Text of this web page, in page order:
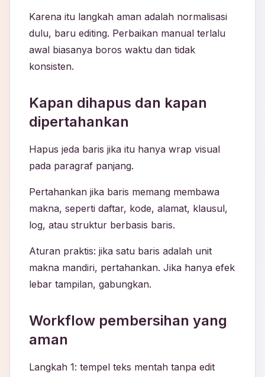
Karena itu langkah aman adalah normalisasi
dulu, baru editing. Perbaikan manual terlalu
awal biasanya boros waktu dan tidak
konsisten.
Kapan dihapus dan kapan
dipertahankan
Hapus jeda baris jika itu hanya wrap visual
pada paragraf panjang.
Pertahankan jika baris memang membawa
makna, seperti daftar, kode, alamat, klausul,
log, atau struktur berbasis baris.
Aturan praktis: jika satu baris adalah unit
makna mandiri, pertahankan. Jika hanya efek
lebar tampilan, gabungkan.
Workflow pembersihan yang
aman
Langkah 1: tempel teks mentah tanpa edit